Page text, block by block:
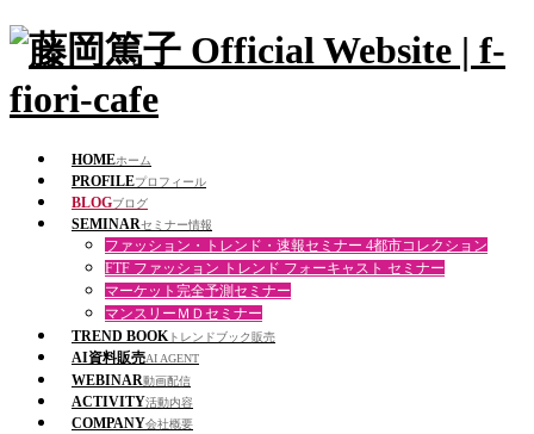
HOMEホーム
PROFILEプロフィール
BLOGブログ
SEMINARセミナー情報
ファッション・トレンド・速報セミナー 4都市コレクション
FTF ファッション トレンド フォーキャスト セミナー
マーケット完全予測セミナー
マンスリーＭＤセミナー
TREND BOOK トレンドブック販売
AI資料販売AI AGENT
WEBINAR動画配信
ACTIVITY活動内容
COMPANY会社概要